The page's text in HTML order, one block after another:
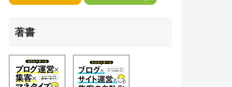
著書